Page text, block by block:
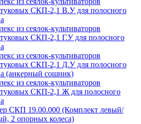
СКП-2,1 В.У для полосного
из сеялок-культиваторов
СКП-2,1 Г.У для полосного
из сеялок-культиваторов
СКП-2,1 Д.У для полосного
(анкерный сошник)
из сеялок-культиваторов
СКП-2,1 Ж для полосного
СКП 19.00.000 (Комплект левый/
2 опорных колеса)